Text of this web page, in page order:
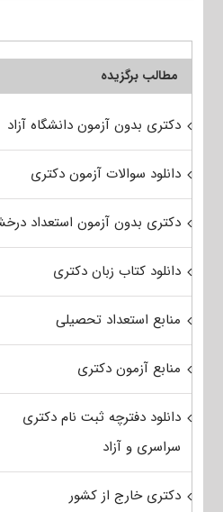
مطالب برگزیده
دکتری بدون آزمون دانشگاه آزاد
دانلود سوالات آزمون دکتری
دکتری بدون آزمون استعداد
دانلود کتاب زبان دکتری
منابع استعداد تحصیلی
منابع آزمون دکتری
دانلود دفترچه ثبت نام دکتری
سراسری و آزاد
دکتری خارج از کشور